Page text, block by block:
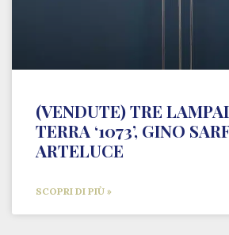
(VENDUTE) TRE
TERRA ‘1073’, GINO
ARTELUCE
SCOPRI DI PIÙ »